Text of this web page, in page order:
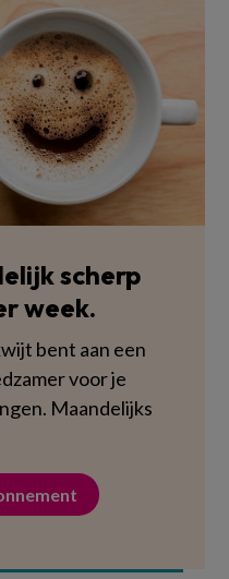
scherp
week.
bent aan een
voor je
Maandelijks